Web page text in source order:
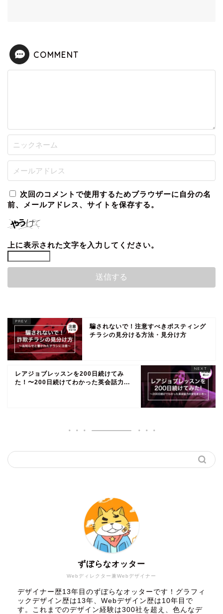
COMMENT
次回のコメントで使用するためブラウザーに自分の名
前、メールアドレス、サイトを保存する。
上に表示された文字を入力してください。
騙されないで！注意すべきポスティング
チラシの見分ける方法・見分け方
レアジョブレッスンを200日続けてみ
た！〜200日続けてわかった英会話力...
Webディレクター兼Webデザイナー
ずぼらなオッター
デザイナー歴13年目のずぼらなオッターです！グラフィ
ックデザイン歴は13年、Webデザイン歴は10年目で
す。これまでのデザイン経験は300社を超え、色んなデ